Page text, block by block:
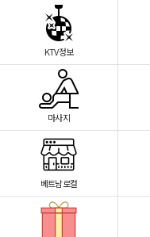
KTV정보
마사지
베트남로컬